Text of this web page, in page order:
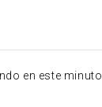
en este minuto